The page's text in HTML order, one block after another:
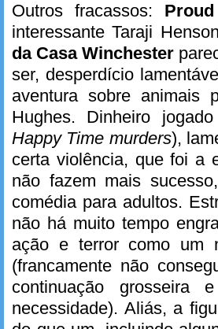
Outros fracassos:
interessante Taraji
da Casa Winchester
ser, desperdício
aventura sobre animais
Hughes. Dinheiro
Happy Time murders),
certa violência, que foi a
não fazem mais
comédia para adultos.
não há muito tempo
ação e terror como um
(francamente não
continuação grosseira
necessidade). Aliás, a